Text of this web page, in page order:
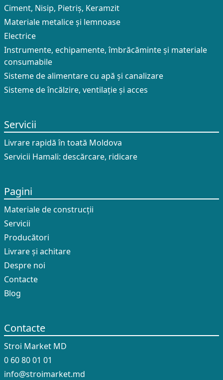
Ciment, Nisip, Pietriș, Keramzit
Materiale metalice și lemnoase
Electrice
Instrumente, echipamente, îmbrăcăminte și materiale
consumabile
Sisteme de alimentare cu apă și canalizare
Sisteme de încălzire, ventilație și acces
Servicii
Livrare rapidă în toată Moldova
Servicii Hamali: descărcare, ridicare
Pagini
Materiale de construcții
Servicii
Producători
Livrare și achitare
Despre noi
Contacte
Blog
Contacte
Stroi Market MD
0 60 80 01 01
info@stroimarket.md